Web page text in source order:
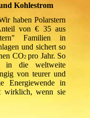
Kohlestrom
haben Polarstern
von € 35 aus
Familien in
und sichert so
CO2pro Jahr. So
in die weltweite
von teurer und
Energiewende in
wirklich, wenn sie